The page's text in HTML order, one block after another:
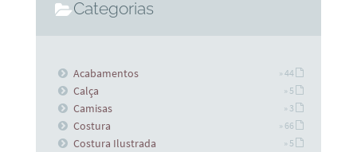
Categorias
Acabamentos » 44
Calça » 5
Camisas » 3
Costura » 66
Costura Ilustrada » 5